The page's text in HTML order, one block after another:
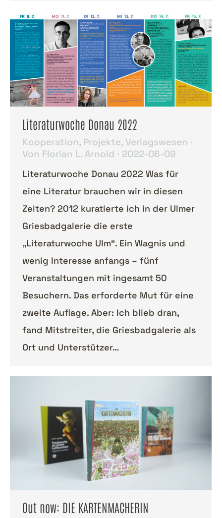
Literaturwoche Donau 2022
Kooperation, Projekte, Verlagswesen
Von Florian L. Arnold 2022-06-09
Literaturwoche Donau 2022 Was für
eine Literatur brauchen wir in diesen
Zeiten? 2012 kuratierte ich in der Ulmer
Griesbadgalerie die erste
„Literaturwoche Ulm“. Ein Wagnis und
wenig Interesse anfangs – fünf
Veranstaltungen mit ingesamt 50
Besuchern. Das erforderte Mut für eine
zweite Auflage. Aber: Ich blieb dran,
fand Mitstreiter, die Griesbadgalerie als
Ort und Unterstützer…
Out now: DIE KARTENMACHERIN